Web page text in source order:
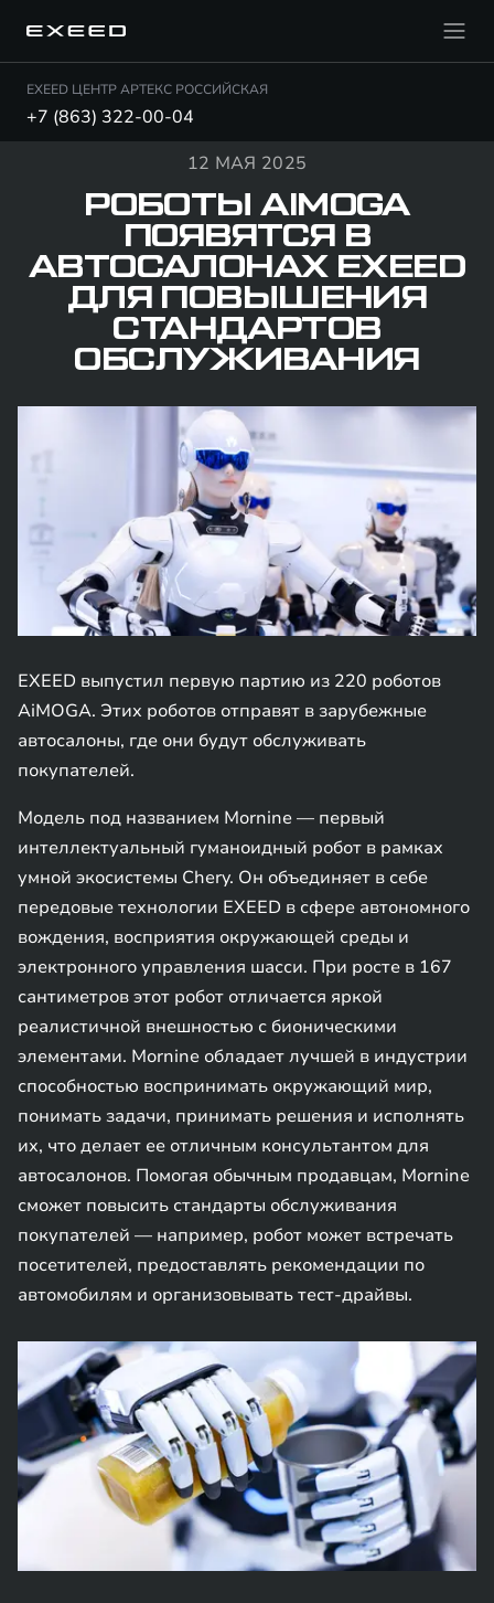
EXEED ЦЕНТР АРТЕКС РОССИЙСКАЯ
+7 (863) 322-00-04
12 МАЯ 2025
РОБОТЫ AIMOGA
ПОЯВЯТСЯ В
АВТОСАЛОНАХ EXEED
ДЛЯ ПОВЫШЕНИЯ
СТАНДАРТОВ
ОБСЛУЖИВАНИЯ
EXEED выпустил первую партию из 220 роботов
AiMOGA. Этих роботов отправят в зарубежные
автосалоны, где они будут обслуживать
покупателей.
Модель под названием Mornine — первый
интеллектуальный гуманоидный робот в рамках
умной экосистемы Chery. Он объединяет в себе
передовые технологии EXEED в сфере автономного
вождения, восприятия окружающей среды и
электронного управления шасси. При росте в 167
сантиметров этот робот отличается яркой
реалистичной внешностью с бионическими
элементами. Mornine обладает лучшей в индустрии
способностью воспринимать окружающий мир,
понимать задачи, принимать решения и исполнять
их, что делает ее отличным консультантом для
автосалонов. Помогая обычным продавцам, Mornine
сможет повысить стандарты обслуживания
покупателей — например, робот может встречать
посетителей, предоставлять рекомендации по
автомобилям и организовывать тест-драйвы.